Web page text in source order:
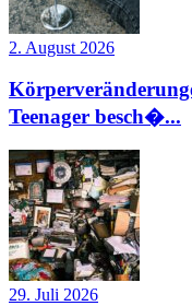
2. August 2026
Teenager besch�...
29. Juli 2026